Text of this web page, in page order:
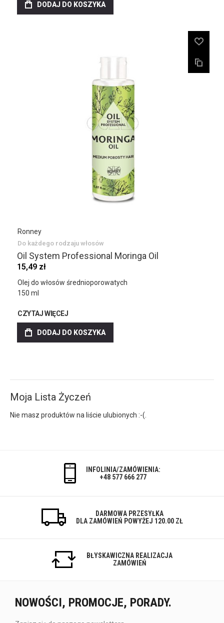
DODAJ DO KOSZYKA
Ronney
Do każdego rodzaju włosów
Oil System Professional Moringa Oil
15,49 zł
Olej do włosów średnioporowatych
150 ml
CZYTAJ WIĘCEJ
DODAJ DO KOSZYKA
Moja Lista Życzeń
Nie masz produktów na liście ulubionych :-(.
INFOLINIA/ZAMÓWIENIA:
+48 577 666 277
DARMOWA PRZESYŁKA
DLA ZAMÓWIEŃ POWYŻEJ 120.00 ZŁ
BŁYSKAWICZNA REALIZACJA
ZAMÓWIEŃ
NOWOŚCI, PROMOCJE, PORADY.